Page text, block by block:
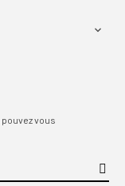

vous